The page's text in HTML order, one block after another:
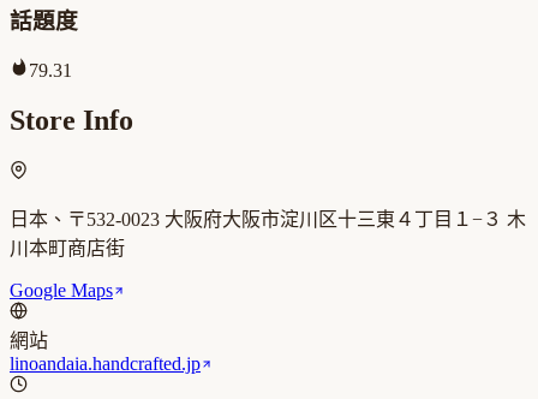
話題度
79.31
Store Info
日本、〒532-0023 大阪府大阪市淀川区十三東４丁目１−３ 木
川本町商店街
Google Maps
網站
linoandaia.handcrafted.jp